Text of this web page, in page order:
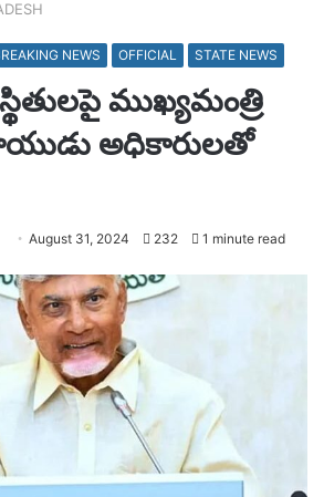
NEWS OFFICIAL STATE NEWS
ముఖ్యమంత్రి
అధికారులతో
Send August 31, 2024 232 1 minute read